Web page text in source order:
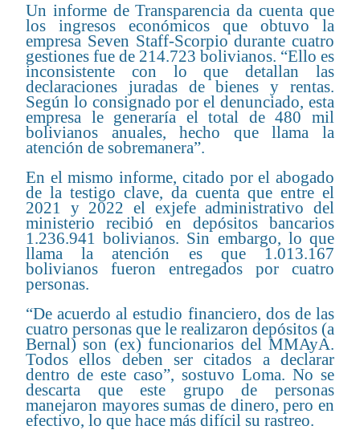
Un informe de Transparencia da cuenta que
los ingresos económicos que obtuvo la
empresa Seven Staff-Scorpio durante cuatro
gestiones fue de 214.723 bolivianos. “Ello es
inconsistente con lo que detallan las
declaraciones juradas de bienes y rentas.
Según lo consignado por el denunciado, esta
empresa le generaría el total de 480 mil
bolivianos anuales, hecho que llama la
atención de sobremanera”.
En el mismo informe, citado por el abogado
de la testigo clave, da cuenta que entre el
2021 y 2022 el exjefe administrativo del
ministerio recibió en depósitos bancarios
1.236.941 bolivianos. Sin embargo, lo que
llama la atención es que 1.013.167
bolivianos fueron entregados por cuatro
personas.
“De acuerdo al estudio financiero, dos de las
cuatro personas que le realizaron depósitos (a
Bernal) son (ex) funcionarios del MMAyA.
Todos ellos deben ser citados a declarar
dentro de este caso”, sostuvo Loma. No se
descarta que este grupo de personas
manejaron mayores sumas de dinero, pero en
efectivo, lo que hace más difícil su rastreo.